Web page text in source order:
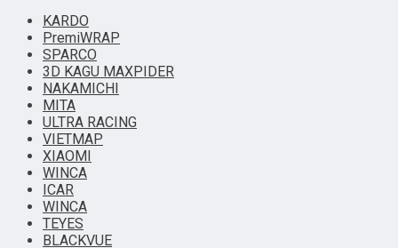
KARDO
PremiWRAP
SPARCO
3D KAGU MAXPIDER
NAKAMICHI
MITA
ULTRA RACING
VIETMAP
XIAOMI
WINCA
ICAR
WINCA
TEYES
BLACKVUE